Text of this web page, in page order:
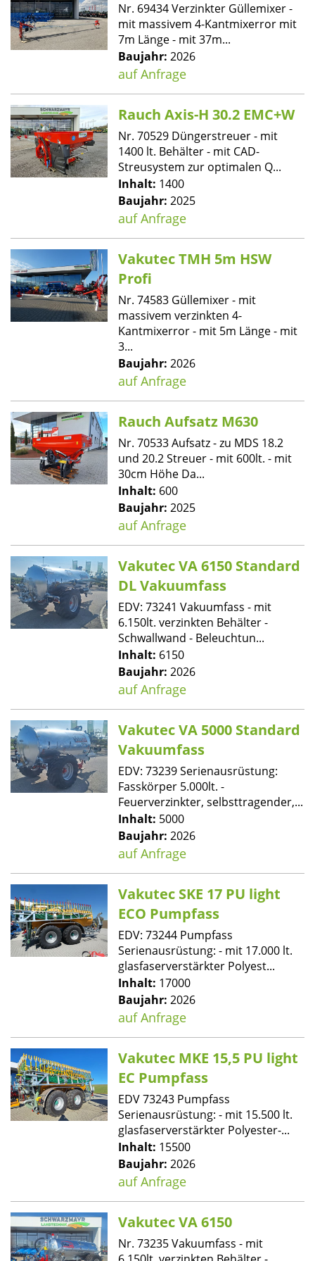
Nr. 69434 Verzinkter Güllemixer -
mit massivem 4-Kantmixerror mit
7m Länge - mit 37m...
Baujahr: 2026
auf Anfrage
Rauch Axis-H 30.2 EMC+W
Nr. 70529 Düngerstreuer - mit
1400 lt. Behälter - mit CAD-
Streusystem zur optimalen Q...
Inhalt: 1400
Baujahr: 2025
auf Anfrage
Vakutec TMH 5m HSW
Profi
Nr. 74583 Güllemixer - mit
massivem verzinkten 4-
Kantmixerror - mit 5m Länge - mit
3...
Baujahr: 2026
auf Anfrage
Rauch Aufsatz M630
Nr. 70533 Aufsatz - zu MDS 18.2
und 20.2 Streuer - mit 600lt. - mit
30cm Höhe Da...
Inhalt: 600
Baujahr: 2025
auf Anfrage
Vakutec VA 6150 Standard
DL Vakuumfass
EDV: 73241 Vakuumfass - mit
6.150lt. verzinkten Behälter -
Schwallwand - Beleuchtun...
Inhalt: 6150
Baujahr: 2026
auf Anfrage
Vakutec VA 5000 Standard
Vakuumfass
EDV: 73239 Serienausrüstung:
Fasskörper 5.000lt. -
Feuerverzinkter, selbsttragender,...
Inhalt: 5000
Baujahr: 2026
auf Anfrage
Vakutec SKE 17 PU light
ECO Pumpfass
EDV: 73244 Pumpfass
Serienausrüstung: - mit 17.000 lt.
glasfaserverstärkter Polyest...
Inhalt: 17000
Baujahr: 2026
auf Anfrage
Vakutec MKE 15,5 PU light
EC Pumpfass
EDV 73243 Pumpfass
Serienausrüstung: - mit 15.500 lt.
glasfaserverstärkter Polyester-...
Inhalt: 15500
Baujahr: 2026
auf Anfrage
Vakutec VA 6150
Nr. 73235 Vakuumfass - mit